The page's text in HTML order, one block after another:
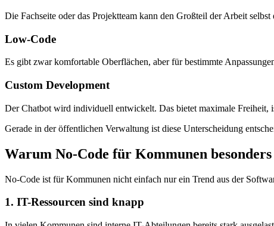
Die Fachseite oder das Projektteam kann den Großteil der Arbeit
Low-Code
Es gibt zwar komfortable Oberflächen, aber für bestimmte
Custom Development
Der Chatbot wird individuell entwickelt. Das bietet maximale Freiheit,
Gerade in der öffentlichen Verwaltung ist diese Unterscheidung
Warum No-Code für Kommunen
No-Code ist für Kommunen nicht einfach nur ein Trend aus der
1. IT-Ressourcen sind knapp